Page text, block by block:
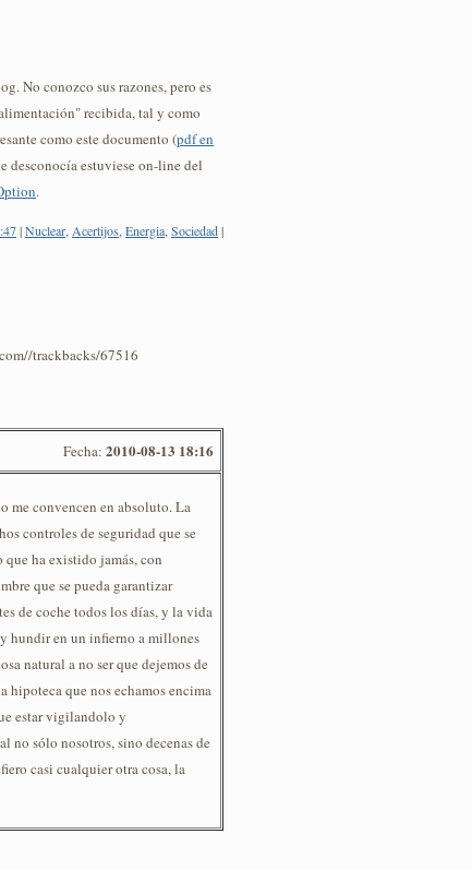
No conozco sus razones, pero es
recibida, tal y como
como este documento (pdf en
desconocía estuviese on-line del
.
|Nuclear Acertijos Energia Sociedad|
trackbacks/67516
Fecha: 2010-08-13 18:16
me convencen en absoluto. La
controles de seguridad que se
que ha existido jamás, con
que se pueda garantizar
de coche todos los días, y la vida
hundir en un infierno a millones
natural a no ser que dejemos de
hipoteca que nos echamos encima
estar vigilandolo y
no sólo nosotros, sino decenas de
casi cualquier otra cosa, la